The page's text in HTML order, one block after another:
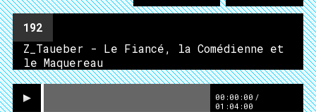
192
Z_Taueber - Le Fiancé, la Comédienne et
le Maquereau
00:00:00 /
01:04:00